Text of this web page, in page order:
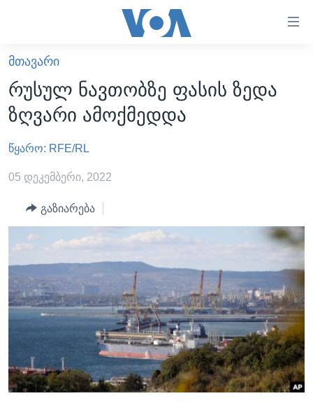
ხელმისაწვდომობისთვის
გადადით
მთავარზე
გადადით
მთავარ
გადადით
ძიებაზე
ᲐᲮᲐᲚᲘ ᲐᲛᲑᲔᲑᲘ
ᲡᲐᲥᲐᲠᲗᲕᲔᲚᲝ
ᲐᲨᲨ
ᲐᲨᲨ-ᲘᲡ ᲐᲠᲩᲔᲕᲜᲔᲑᲘ 2024
ᲛᲡᲝᲤᲚᲘᲝ
ᲕᲘᲓᲔᲝᲔᲑᲘ
ᲒᲐᲓᲐᲪᲔᲛᲔᲑᲘ
ᲕᲐᲨᲘᲜᲒᲢᲝᲜᲘ ᲓᲦᲔᲡ
ᲮᲔᲓᲕᲐ ᲕᲐᲨᲘᲜᲒᲢᲝᲜᲘᲓᲐᲜ
ᲡᲢᲣᲓᲘᲐ ᲕᲐᲨᲘᲜᲒᲢᲝᲜᲘ
ᲡᲮᲕᲐ ᲡᲘᲐᲮᲚᲔᲔᲑᲘ
ᲞᲝᲚᲘᲢᲘᲙᲐ
ᲔᲙᲝᲜᲝᲛᲘᲙᲐ
ᲛᲔᲪᲜᲘᲔᲠᲔᲑᲐ
ᲠᲣᲡᲔᲗᲘᲡ ᲨᲔᲭᲠᲐ ᲣᲙᲠᲐᲘᲜᲐᲨᲘ
Learning English
ᲗᲕᲐᲚᲘ ᲒᲕᲐᲓᲔᲕᲜᲔᲗ
ᲛᲗᲐᲕᲐᲠᲘ
რუსულ ნავთობზე ფასის ზედა
ზღვარი ამოქმედდა
წყარო: RFE/RL
05 დეკემბერი, 2022
გაზიარება